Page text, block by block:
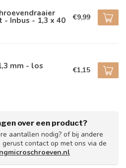
- Inbus - 1,3 x 40 €9,99
mm - los €1,15
over een product?
aantallen nodig? of bij andere
gerust contact op met ons via de